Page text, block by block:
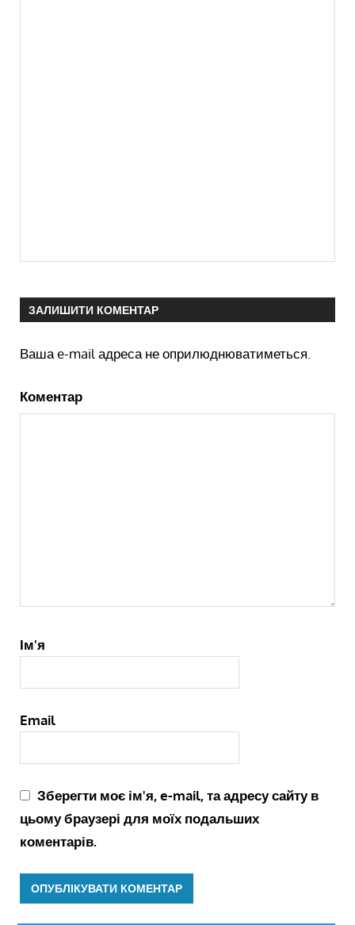
ЗАЛИШИТИ КОМЕНТАР
Ваша e-mail адреса не оприлюднюватиметься.
Коментар
Ім'я
Email
Зберегти моє ім'я, e-mail, та адресу сайту в
цьому браузері для моїх подальших
коментарів.